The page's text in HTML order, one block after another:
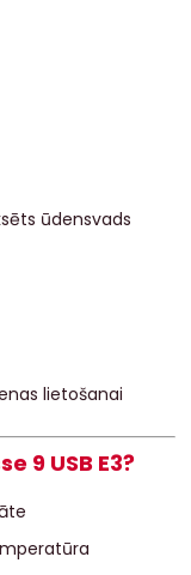
ūdensvads
lietošanai
9 USB E3?